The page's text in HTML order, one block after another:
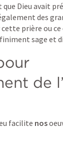
Dieu avait
des
prière ou ce
sage et
de
facilite nos